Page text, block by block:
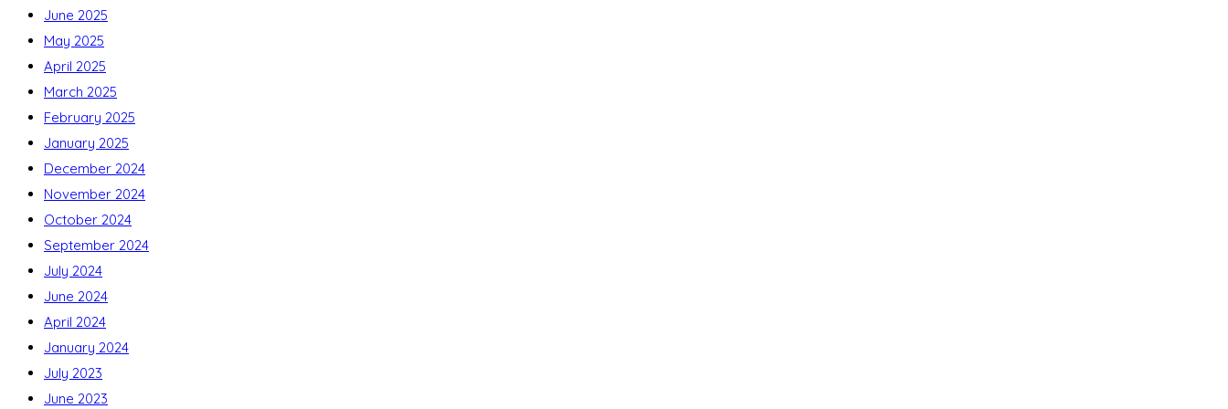
June 2025
May 2025
April 2025
March 2025
February 2025
January 2025
December 2024
November 2024
October 2024
September 2024
July 2024
June 2024
April 2024
January 2024
July 2023
June 2023